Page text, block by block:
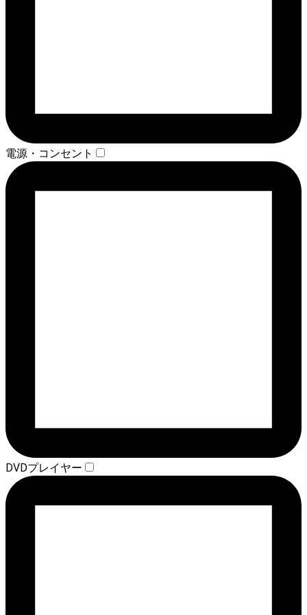
電源・コンセント
DVDプレイヤー